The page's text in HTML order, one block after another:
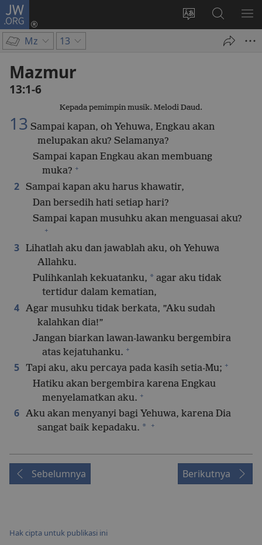
JW.ORG
Ganti
Log
Cari
JW.ORG
Mz 13
Mazmur
13:1-6
Kepada pemimpin musik. Melodi Daud.
13 Sampai kapan, oh Yehuwa, Engkau akan
melupakan aku? Selamanya?
Sampai kapan Engkau akan membuang
muka? +
2 Sampai kapan aku harus khawatir,
Dan bersedih hati setiap hari?
Sampai kapan musuhku akan menguasai aku?
+
3 Lihatlah aku dan jawablah aku, oh Yehuwa
Allahku.
Pulihkanlah kekuatanku, * agar aku tidak
tertidur dalam kematian,
4 Agar musuhku tidak berkata, ”Aku sudah
kalahkan dia!”
Jangan biarkan lawan-lawanku bergembira
atas kejatuhanku. +
5 Tapi aku, aku percaya pada kasih setia-Mu; +
Hatiku akan bergembira karena Engkau
menyelamatkan aku. +
6 Aku akan menyanyi bagi Yehuwa, karena Dia
sangat baik kepadaku. * +
Sebelumnya Berikutnya
Hak cipta untuk publikasi ini